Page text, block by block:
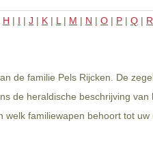
H | I | J | K | L | M | N | O | P | Q | R
de familie Pels Rijcken. De
de heraldische beschrijving
familiewapen behoort tot uw